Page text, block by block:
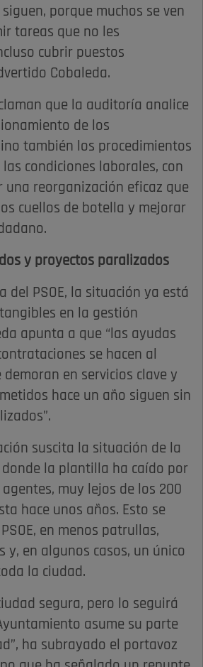
porque muchos se ven
tareas que no les
cubrir puestos
Cobaleda.
que la auditoría analice
de los
también los procedimientos
condiciones laborales, con
una reorganización eficaz que
cuellos de botella y mejorar
y proyectos paralizados
del PSOE, la situación ya está
en la gestión
apunta a que “las ayudas
se hacen al
en servicios clave y
hace un año siguen sin
suscita la situación de la
donde la plantilla ha caído por
muy lejos de los 200
hace unos años. Esto se
en menos patrullas,
en algunos casos, un único
la ciudad.
segura, pero lo seguirá
asume su parte
ha subrayado el portavoz